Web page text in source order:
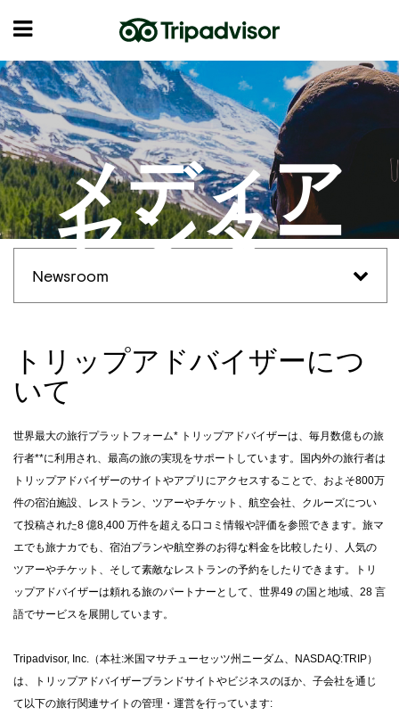
メディア
センター
Newsroom
トリップアドバイザーにつ
いて
世界最大の旅行プラットフォーム* トリップアドバイザーは、毎月数億もの旅
行者**に利用され、最高の旅の実現をサポートしています。国内外の旅行者は
トリップアドバイザーのサイトやアプリにアクセスすることで、およそ800万
件の宿泊施設、レストラン、ツアーやチケット、航空会社、クルーズについ
て投稿された8 億8,400 万件を超える口コミ情報や評価を参照できます。旅マ
エでも旅ナカでも、宿泊プランや航空券のお得な料金を比較したり、人気の
ツアーやチケット、そして素敵なレストランの予約をしたりできます。トリ
ップアドバイザーは頼れる旅のパートナーとして、世界49 の国と地域、 28 言
語でサービスを展開しています。
Tripadvisor, Inc. （本社:米国マサチューセッツ州ニーダム、 NASDAQ:TRIP）
は、トリップアドバイザーブランドサイトやビジネスのほか、子会社を通じ
て以下の旅行関連サイトの管理・運営を行っています: